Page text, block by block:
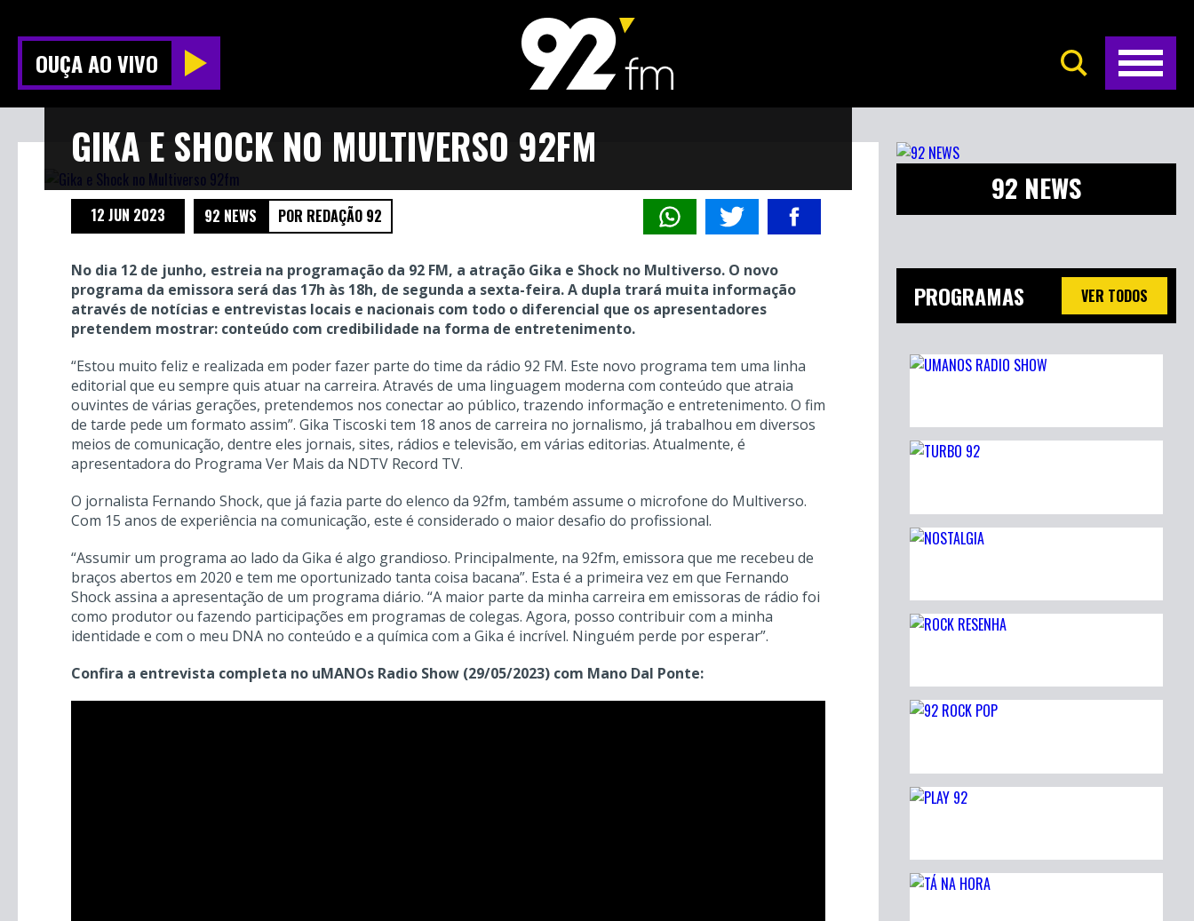
OUÇA AO VIVO
GIKA E SHOCK NO MULTIVERSO 92FM
12 JUN 2023 92 NEWS POR REDAÇÃO 92
No dia 12 de junho, estreia na programação da 92 FM, a atração Gika e Shock no Multiverso. O novo
programa da emissora será das 17h às 18h, de segunda a sexta-feira. A dupla trará muita informação
através de notícias e entrevistas locais e nacionais com todo o diferencial que os apresentadores
pretendem mostrar: conteúdo com credibilidade na forma de entretenimento.
“Estou muito feliz e realizada em poder fazer parte do time da rádio 92 FM. Este novo programa tem uma linha
editorial que eu sempre quis atuar na carreira. Através de uma linguagem moderna com conteúdo que atraia
ouvintes de várias gerações, pretendemos nos conectar ao público, trazendo informação e entretenimento. O fim
de tarde pede um formato assim”. Gika Tiscoski tem 18 anos de carreira no jornalismo, já trabalhou em diversos
meios de comunicação, dentre eles jornais, sites, rádios e televisão, em várias editorias. Atualmente, é
apresentadora do Programa Ver Mais da NDTV Record TV.
O jornalista Fernando Shock, que já fazia parte do elenco da 92fm, também assume o microfone do Multiverso.
Com 15 anos de experiência na comunicação, este é considerado o maior desafio do profissional.
“Assumir um programa ao lado da Gika é algo grandioso. Principalmente, na 92fm, emissora que me recebeu de
braços abertos em 2020 e tem me oportunizado tanta coisa bacana”. Esta é a primeira vez em que Fernando
Shock assina a apresentação de um programa diário. “A maior parte da minha carreira em emissoras de rádio foi
como produtor ou fazendo participações em programas de colegas. Agora, posso contribuir com a minha
identidade e com o meu DNA no conteúdo e a química com a Gika é incrível. Ninguém perde por esperar”.
Confira a entrevista completa no uMANOs Radio Show (29/05/2023) com Mano Dal Ponte:
92 NEWS
PROGRAMAS VER TODOS